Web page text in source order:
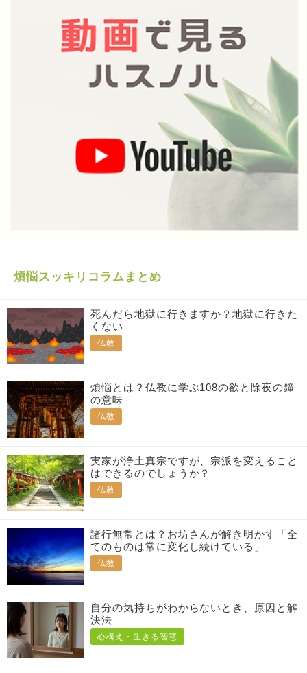
煩悩スッキリコラムまとめ
死んだら地獄に行きますか？地獄に行きた
くない
仏教
煩悩とは？仏教に学ぶ108の欲と除夜の鐘
の意味
仏教
実家が浄土真宗ですが、宗派を変えること
はできるのでしょうか？
仏教
諸行無常とは？お坊さんが解き明かす「全
てのものは常に変化し続けている」
仏教
自分の気持ちがわからないとき、原因と解
決法
心構え・生きる智慧